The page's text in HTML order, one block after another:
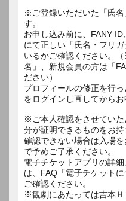
※ご登録いただいた「氏名
す。
お申し込み前に、FANY
にて正しい「氏名・フリ
いるかご確認ください。
名」、新規会員の方は「
ださい）
プロフィールの修正を行
をログインし直してから
※ご本人確認をさせてい
分が証明できるものをお持
確認できない場合は入場
で予めご了承ください。
電子チケットアプリの詳
は、FAQ「電子チケット
ご確認ください。
※観劇にあたっては吉本Ｈ